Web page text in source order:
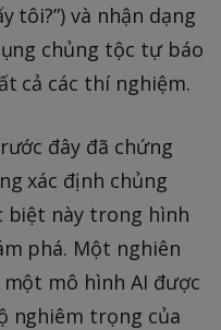
tôi?”) và nhận dạng
chủng tộc tự báo
cả các thí nghiệm.
đây đã chứng
xác định chủng
biệt này trong hình
phá. Một nghiên
mô hình AI được
nghiêm trọng của